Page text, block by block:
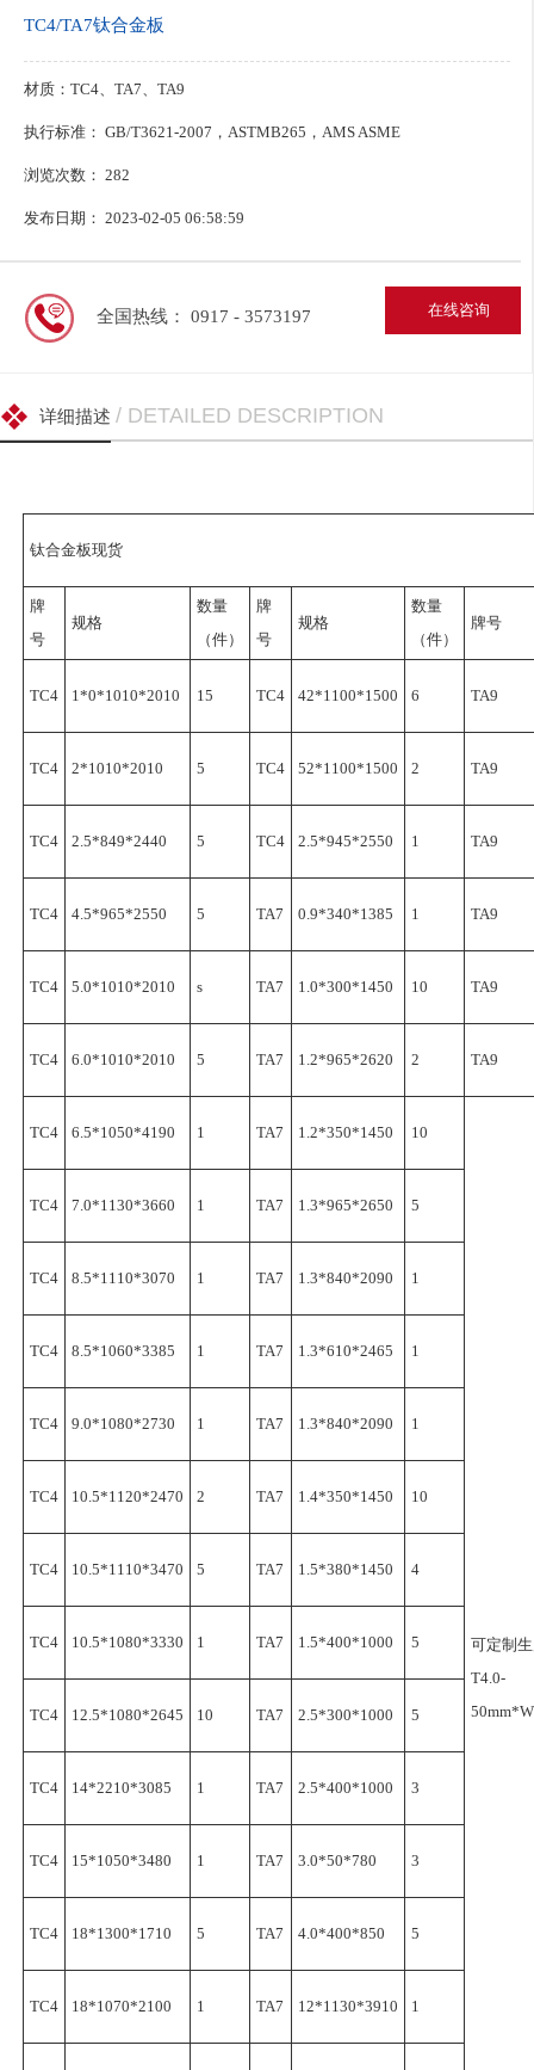
TC4/TA7钛合金板
材质：TC4、TA7、TA9
执行标准： GB/T3621-2007，ASTMB265，AMS ASME
浏览次数： 282
发布日期： 2023-02-05 06:58:59
在线咨询
全国热线： 0917 - 3573197
详细描述 / DETAILED DESCRIPTION
钛合金板现货
牌
号
规格
数量
（件）
牌
号
规格
数量
（件）
牌号
TC4 1*0*1010*2010 15 TC4 42*1100*1500 6 TA9
TC4 2*1010*2010 5 TC4 52*1100*1500 2 TA9
TC4 2.5*849*2440 5 TC4 2.5*945*2550 1 TA9
TC4 4.5*965*2550 5 TA7 0.9*340*1385 1 TA9
TC4 5.0*1010*2010 s TA7 1.0*300*1450 10 TA9
TC4 6.0*1010*2010 5 TA7 1.2*965*2620 2 TA9
TC4 6.5*1050*4190 1 TA7 1.2*350*1450 10
可定制
T4.0-
TC4 7.0*1130*3660 1 TA7 1.3*965*2650 5
TC4 8.5*1110*3070 1 TA7 1.3*840*2090 1
TC4 8.5*1060*3385 1 TA7 1.3*610*2465 1
TC4 9.0*1080*2730 1 TA7 1.3*840*2090 1
TC4 10.5*1120*2470 2 TA7 1.4*350*1450 10
TC4 10.5*1110*3470 5 TA7 1.5*380*1450 4
TC4 10.5*1080*3330 1 TA7 1.5*400*1000 5
TC4 12.5*1080*2645 10 TA7 2.5*300*1000 5
TC4 14*2210*3085 1 TA7 2.5*400*1000 3
TC4 15*1050*3480 1 TA7 3.0*50*780 3
TC4 18*1300*1710 5 TA7 4.0*400*850 5
TC4 18*1070*2100 1 TA7 12*1130*3910 1